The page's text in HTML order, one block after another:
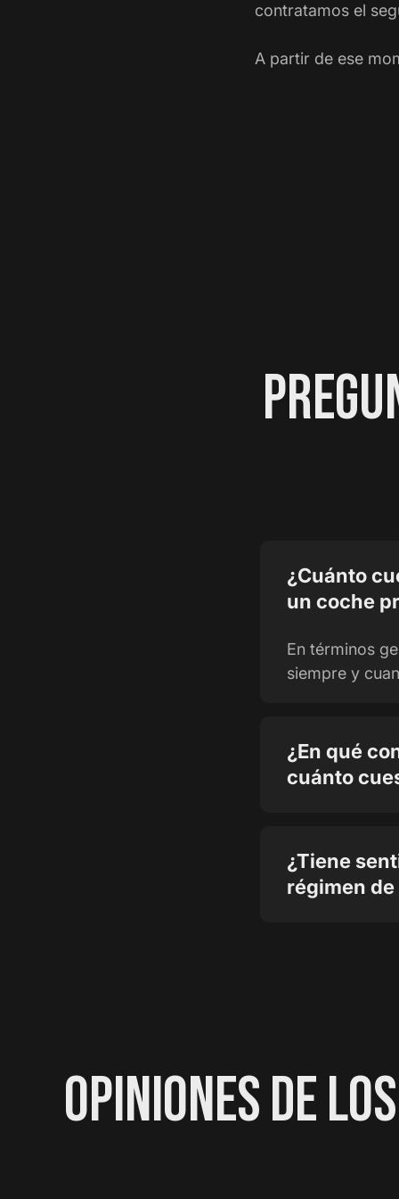
contratamos el
A partir de ese
¿Cuánto
un coche
En términos
siempre y
¿En qué
cuánto
¿Tiene
régimen
OPINIONES DE